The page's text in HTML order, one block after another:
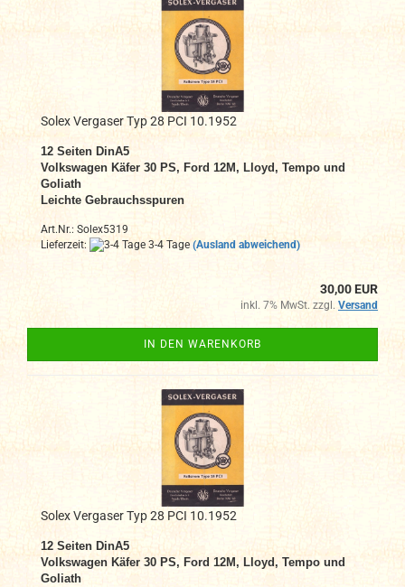
Solex Vergaser Typ 28 PCI 10.1952
12 Seiten DinA5
Volkswagen Käfer 30 PS, Ford 12M, Lloyd, Tempo und
Goliath
Leichte Gebrauchsspuren
Art.Nr.: Solex5319
Lieferzeit:
3-4 Tage (Ausland abweichend)
30,00 EUR
inkl. 7% MwSt. zzgl. Versand
IN DEN WARENKORB
Solex Vergaser Typ 28 PCI 10.1952
12 Seiten DinA5
Volkswagen Käfer 30 PS, Ford 12M, Lloyd, Tempo und
Goliath